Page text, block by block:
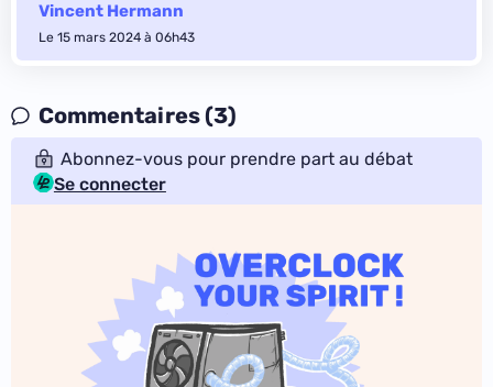
Vincent Hermann
Le 15 mars 2024 à 06h43
Commentaires (3)
Abonnez-vous pour prendre part au débat
Se connecter